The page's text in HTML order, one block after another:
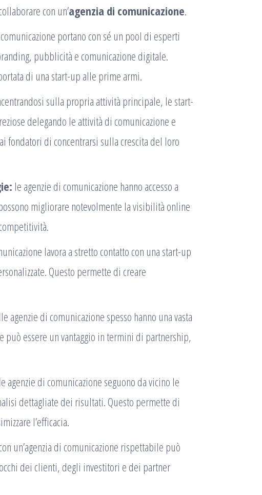
con un’agenzia di comunicazione.
portano con sé un pool di esperti
pubblicità e comunicazione digitale.
di una start-up alle prime armi.
sulla propria attività principale, le start-
delegando le attività di comunicazione e
fondatori di concentrarsi sulla crescita del loro
le agenzie di comunicazione hanno accesso a
migliorare notevolmente la visibilità online
lavora a stretto contatto con una start-up
Questo permette di creare
agenzie di comunicazione spesso hanno una vasta
può essere un vantaggio in termini di partnership,
le agenzie di comunicazione seguono da vicino le
dettagliate dei risultati. Questo permette di
l’efficacia.
un’agenzia di comunicazione rispettabile può
dei clienti, degli investitori e dei partner